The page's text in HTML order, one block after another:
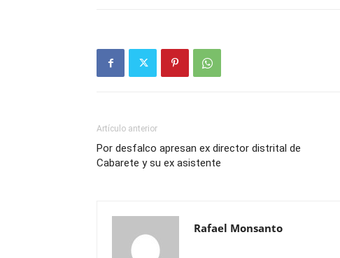
Artículo anterior
Por desfalco apresan ex director distrital de
Cabarete y su ex asistente
Rafael Monsanto